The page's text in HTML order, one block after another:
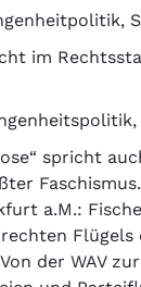
im
spricht
a.M.:
Flügels
der WAV